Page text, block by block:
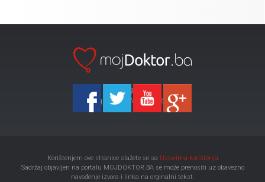
Ka-Agencija
Copyright 2026 All Right Reserved
Korištenjem ove stranice slažete se sa Uslovima korištenja
Sadržaj objavljen na portalu MOJDOKTOR.BA se može prenositi uz obavezno
navođenje izvora i linka na orginalni tekst.